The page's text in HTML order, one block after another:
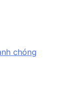
chóng